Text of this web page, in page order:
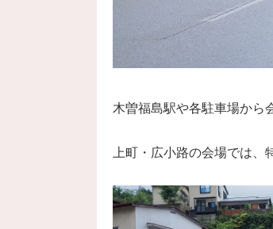
木曽福島駅や各駐車場から
上町・広小路の会場では、